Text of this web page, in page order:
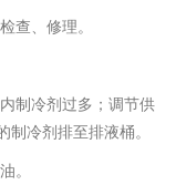
查、修理。
制冷剂过多；调节供
冷剂排至排液桶。
。